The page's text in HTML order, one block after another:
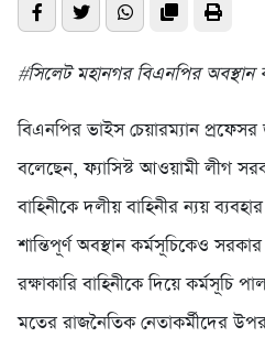
#সিলেট মহানগর বিএনপির অবস্থান
বিএনপির ভাইস চেয়ারম্যান
বলেছেন, ফ্যাসিস্ট আওয়ামী লীগ
বাহিনীকে দলীয় বাহিনীর ন্যয়
শান্তিপূর্ণ অবস্থান কর্মসূচিকেও
রক্ষাকারি বাহিনীকে দিয়ে কর্মসূচি
মতের রাজনৈতিক নেতাকর্মীদের